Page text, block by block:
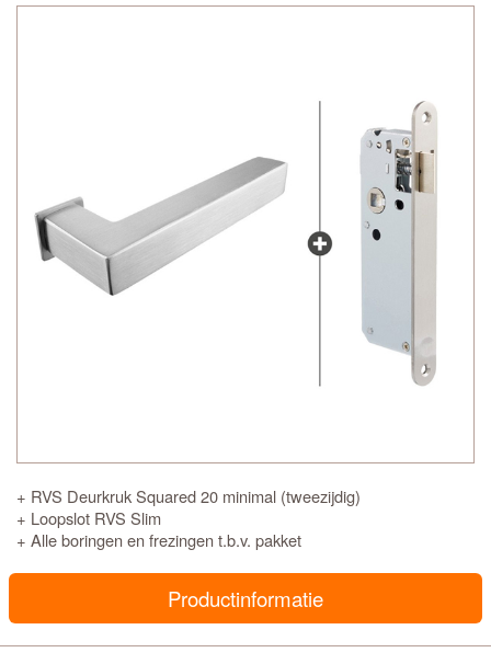
+ RVS Deurkruk Squared 20 minimal (tweezijdig)
+ Loopslot RVS Slim
+ Alle boringen en frezingen t.b.v. pakket
Productinformatie